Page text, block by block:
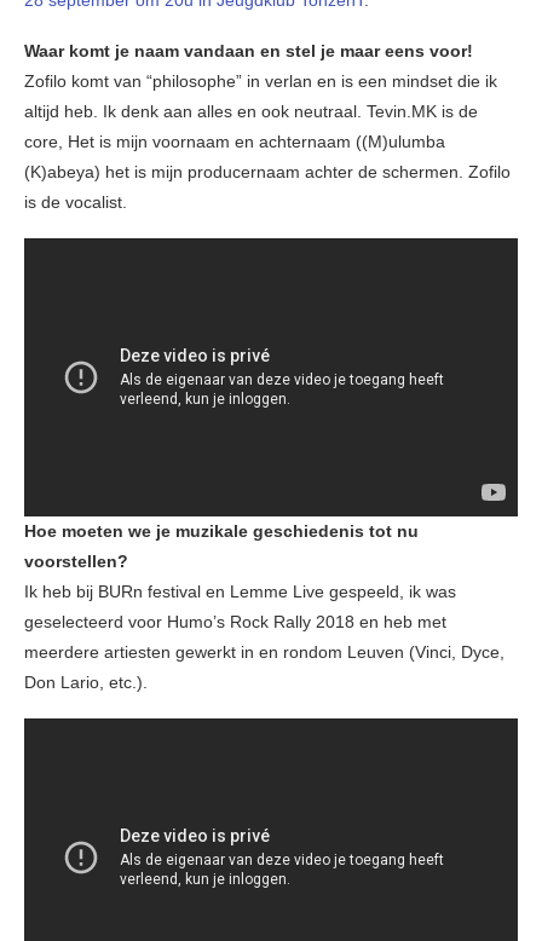
Waar komt je naam vandaan en stel je maar eens voor!
Zofilo komt van “philosophe” in verlan en is een mindset die ik
altijd heb. Ik denk aan alles en ook neutraal. Tevin.MK is de
core, Het is mijn voornaam en achternaam ((M)ulumba
(K)abeya) het is mijn producernaam achter de schermen. Zofilo
is de vocalist.
Hoe moeten we je muzikale geschiedenis tot nu
voorstellen?
Ik heb bij BURn festival en Lemme Live gespeeld, ik was
geselecteerd voor Humo’s Rock Rally 2018 en heb met
meerdere artiesten gewerkt in en rondom Leuven (Vinci, Dyce,
Don Lario, etc.).